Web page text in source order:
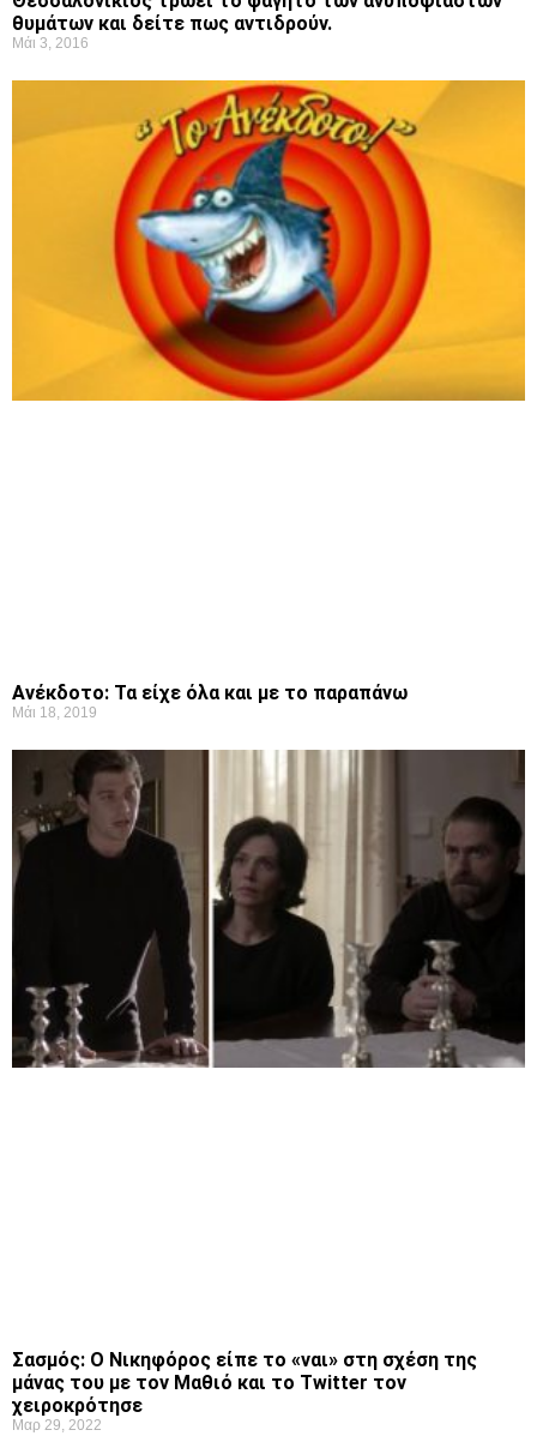
θυμάτων και δείτε πως αντιδρούν.
Μάι 3, 2016
Ανέκδοτο: Τα είχε όλα και με το παραπάνω
Μάι 18, 2019
Σασμός: Ο Νικηφόρος είπε το «ναι» στη σχέση της
μάνας του με τον Μαθιό και το Twitter τον
χειροκρότησε
Μαρ 29, 2022